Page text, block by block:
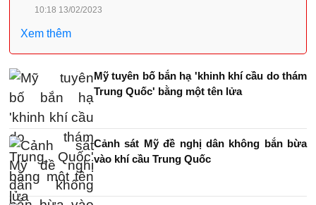
10:18 13/02/2023
Xem thêm
Mỹ tuyên bố bắn hạ 'khinh khí cầu do thám
Trung Quốc' bằng một tên lửa
Cảnh sát Mỹ đề nghị dân không bắn bừa
vào khí cầu Trung Quốc